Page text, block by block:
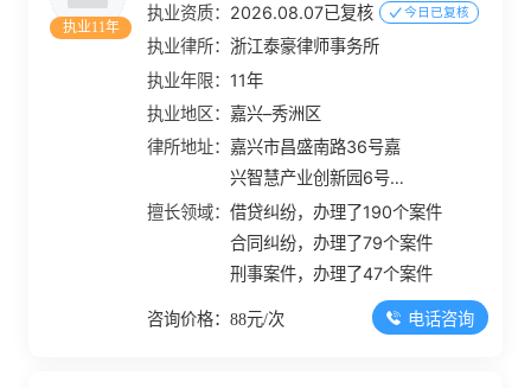
执业11年
执业资质： 2026.08.07已复核 今日已复核
执业律所：浙江泰豪律师事务所
执业年限： 11年
执业地区： 嘉兴–秀洲区
律所地址： 嘉兴市昌盛南路36号嘉
兴智慧产业创新园6号楼
6A-401
擅长领域：借贷纠纷，办理了190个案件
合同纠纷，办理了79个案件
刑事案件，办理了47个案件
咨询价格：88元/次 电话咨询